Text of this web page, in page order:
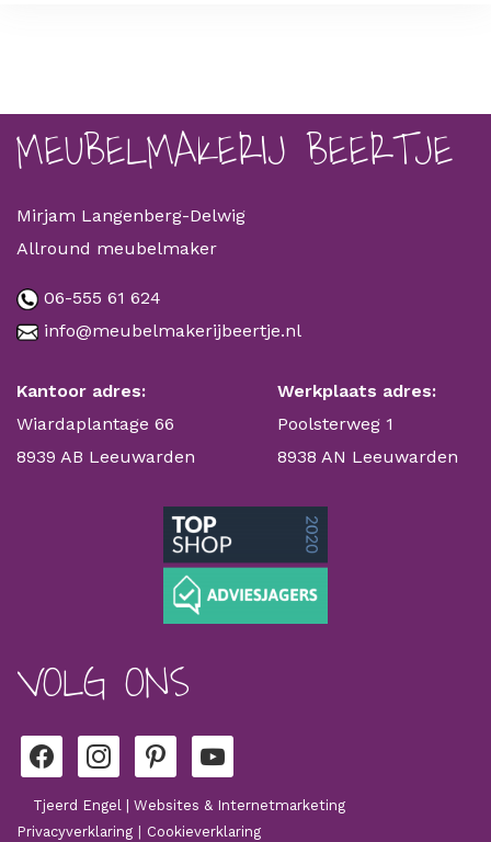
MEUBELMAKERIJ BEERTJE
Mirjam Langenberg-Delwig
Allround meubelmaker
06-555 61 624
info@meubelmakerijbeertje.nl
Kantoor adres:
Wiardaplantage 66
8939 AB Leeuwarden
Werkplaats adres:
Poolsterweg 1
8938 AN Leeuwarden
Tjeerd Engel | Websites & Internetmarketing
VOLG ONS
facebookinstagrampinterestyoutube
Privacyverklaring Cookieverklaring